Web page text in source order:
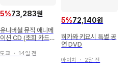
5%73,283원
유니버셜 뮤직 애니메
이션 CD (초회 카드
오리지널 사운드트랙
도쿄 ・ 14일 전
5%72,140원
히카와 키요시 특별 공
연 DVD
아이치 ・ 2달 전